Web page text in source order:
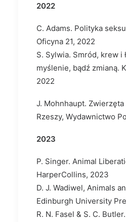
2022
C. Adams. Polityka
Oficyna 21, 2022
S. Sylwia. Smród, krew i
myślenie, bądź zmianą.
2022
J. Mohnhaupt.
Rzeszy, Wydawnictwo
2023
P. Singer. Animal
HarperCollins, 2023
D. J. Wadiwel, Animals
Edinburgh University
R. N. Fasel & S. C.